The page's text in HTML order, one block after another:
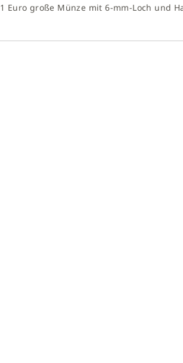
1 Euro große Münze mit 6-mm-Loch und